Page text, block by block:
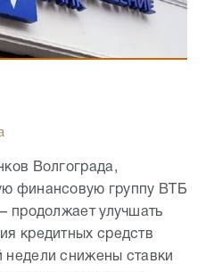
Волгограда,
финансовую группу ВТБ
продолжает улучшать
кредитных средств
снижены ставки